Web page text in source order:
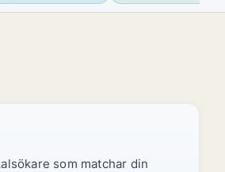
som matchar din